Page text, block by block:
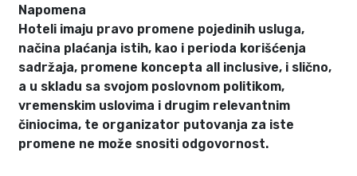
Napomena
Hoteli imaju pravo promene pojedinih usluga,
načina plaćanja istih, kao i perioda korišćenja
sadržaja, promene koncepta all inclusive, i slično,
a u skladu sa svojom poslovnom politikom,
vremenskim uslovima i drugim relevantnim
činiocima, te organizator putovanja za iste
promene ne može snositi odgovornost.